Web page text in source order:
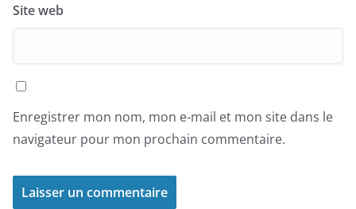
Site web
Enregistrer mon nom, mon e-mail et mon site dans le
navigateur pour mon prochain commentaire.